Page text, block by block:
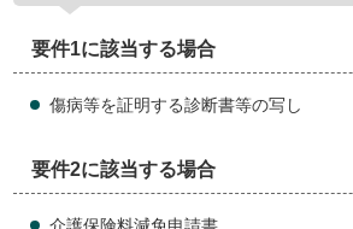
要件1に該当する場合
傷病等を証明する診断書等の写し
要件2に該当する場合